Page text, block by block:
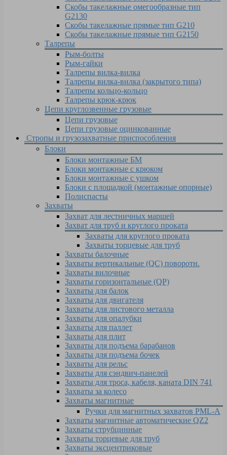
Скобы такелажные омегообразные тип
G2130
Скобы такелажные прямые тип G210
Скобы такелажные прямые тип G2150
Талрепы
Рым-болты
Рым-гайки
Талрепы вилка-вилка
Талрепы вилка-вилка (закрытого типа)
Талрепы кольцо-кольцо
Талрепы крюк-крюк
Цепи круглозвенные грузовые
Цепи грузовые
Цепи грузовые оцинкованные
Стропы и грузозахватные приспособления
Блоки
Блоки монтажные БМ
Блоки монтажные с крюком
Блоки монтажные с ушком
Блоки с площадкой (монтажные опорные)
Полиспасты
Захваты
Захват для лестничных маршей
Захват для труб и круглого проката
Захваты для круглого проката
Захваты торцевые для труб
Захваты балочные
Захваты вертикальные (QC) поворотн.
Захваты вилочные
Захваты горизонтальные (QP)
Захваты для балок
Захваты для двигателя
Захваты для листового металла
Захваты для опалубки
Захваты для паллет
Захваты для плит
Захваты для подъема барабанов
Захваты для подъема бочек
Захваты для рельс
Захваты для сэндвич-панелей
Захваты для троса, кабеля, каната DIN 741
Захваты за колесо
Захваты магнитные
Ручки для магнитных захватов PML-A
Захваты магнитные автоматические QZ2
Захваты струбцинные
Захваты торцевые для труб
Захваты эксцентриковые